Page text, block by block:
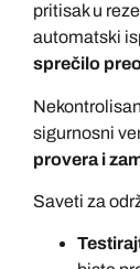
pritisak u
automatski
sprečilo
sigurnosni
provera i
Saveti za